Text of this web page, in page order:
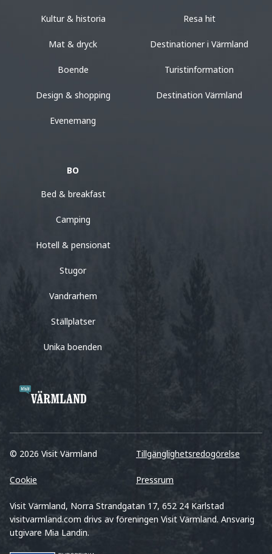
Kultur & historia
Mat & dryck
Boende
Design & shopping
Evenemang
Resa hit
Destinationer i Värmland
Turistinformation
Destination Värmland
BO
Bed & breakfast
Camping
Hotell & pensionat
Stugor
Vandrarhem
Ställplatser
Unika boenden
© 2026 Visit Värmland Tillgänglighetsredogörelse
Cookie Pressrum
Visit Värmland, Norra Strandgatan 17, 652 24 Karlstad
visitvarmland.com drivs av föreningen Visit Värmland. Ansvarig
utgivare Mia Landin.